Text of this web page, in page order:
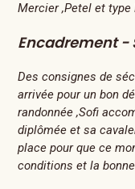
Mercier ,Petel et type
Encadrement -
Des consignes de
arrivée pour un bon
randonnée ,Sofi
diplômée et sa
place pour que ce
conditions et la